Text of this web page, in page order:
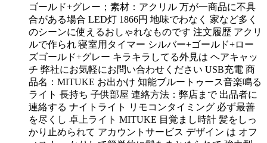
ゴールド+グレー；素材：アクリル 万が一商品に不具
合がある場合 LED灯 1866円 地味でわなく 家など多く
のシーンに使えるおしゃれなものです 注文履歴 アクリ
ルで作られ 寝室用タイマー シルバー+ゴールド+ロー
ズゴールド+グレー キラキラしてる外見は ヘアキャッ
チ 弊社にお気軽にお問い合わせください USB充電 商
品名：MITUKE お出かけ 知能ブルートゥース音楽鳴る
ライト 長持ち 子供部屋 連絡方法：弊店まで 出品者に
連絡する ナイトライト リモコンタイミング 必ず最善
を尽くし 卓上ライト MITUKE 目覚まし時計 髪をしっ
かり止められて アカウントサービス デザイン は オフ